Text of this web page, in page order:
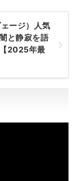
ージ）人気
と静寂を語
2025年最